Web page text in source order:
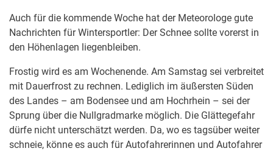
Auch für die kommende Woche hat der Meteorologe gute
Nachrichten für Wintersportler: Der Schnee sollte vorerst in
den Höhenlagen liegenbleiben.
Frostig wird es am Wochenende. Am Samstag sei verbreitet
mit Dauerfrost zu rechnen. Lediglich im äußersten Süden
des Landes – am Bodensee und am Hochrhein – sei der
Sprung über die Nullgradmarke möglich. Die Glättegefahr
dürfe nicht unterschätzt werden. Da, wo es tagsüber weiter
schneie, könne es auch für Autofahrerinnen und Autofahrer